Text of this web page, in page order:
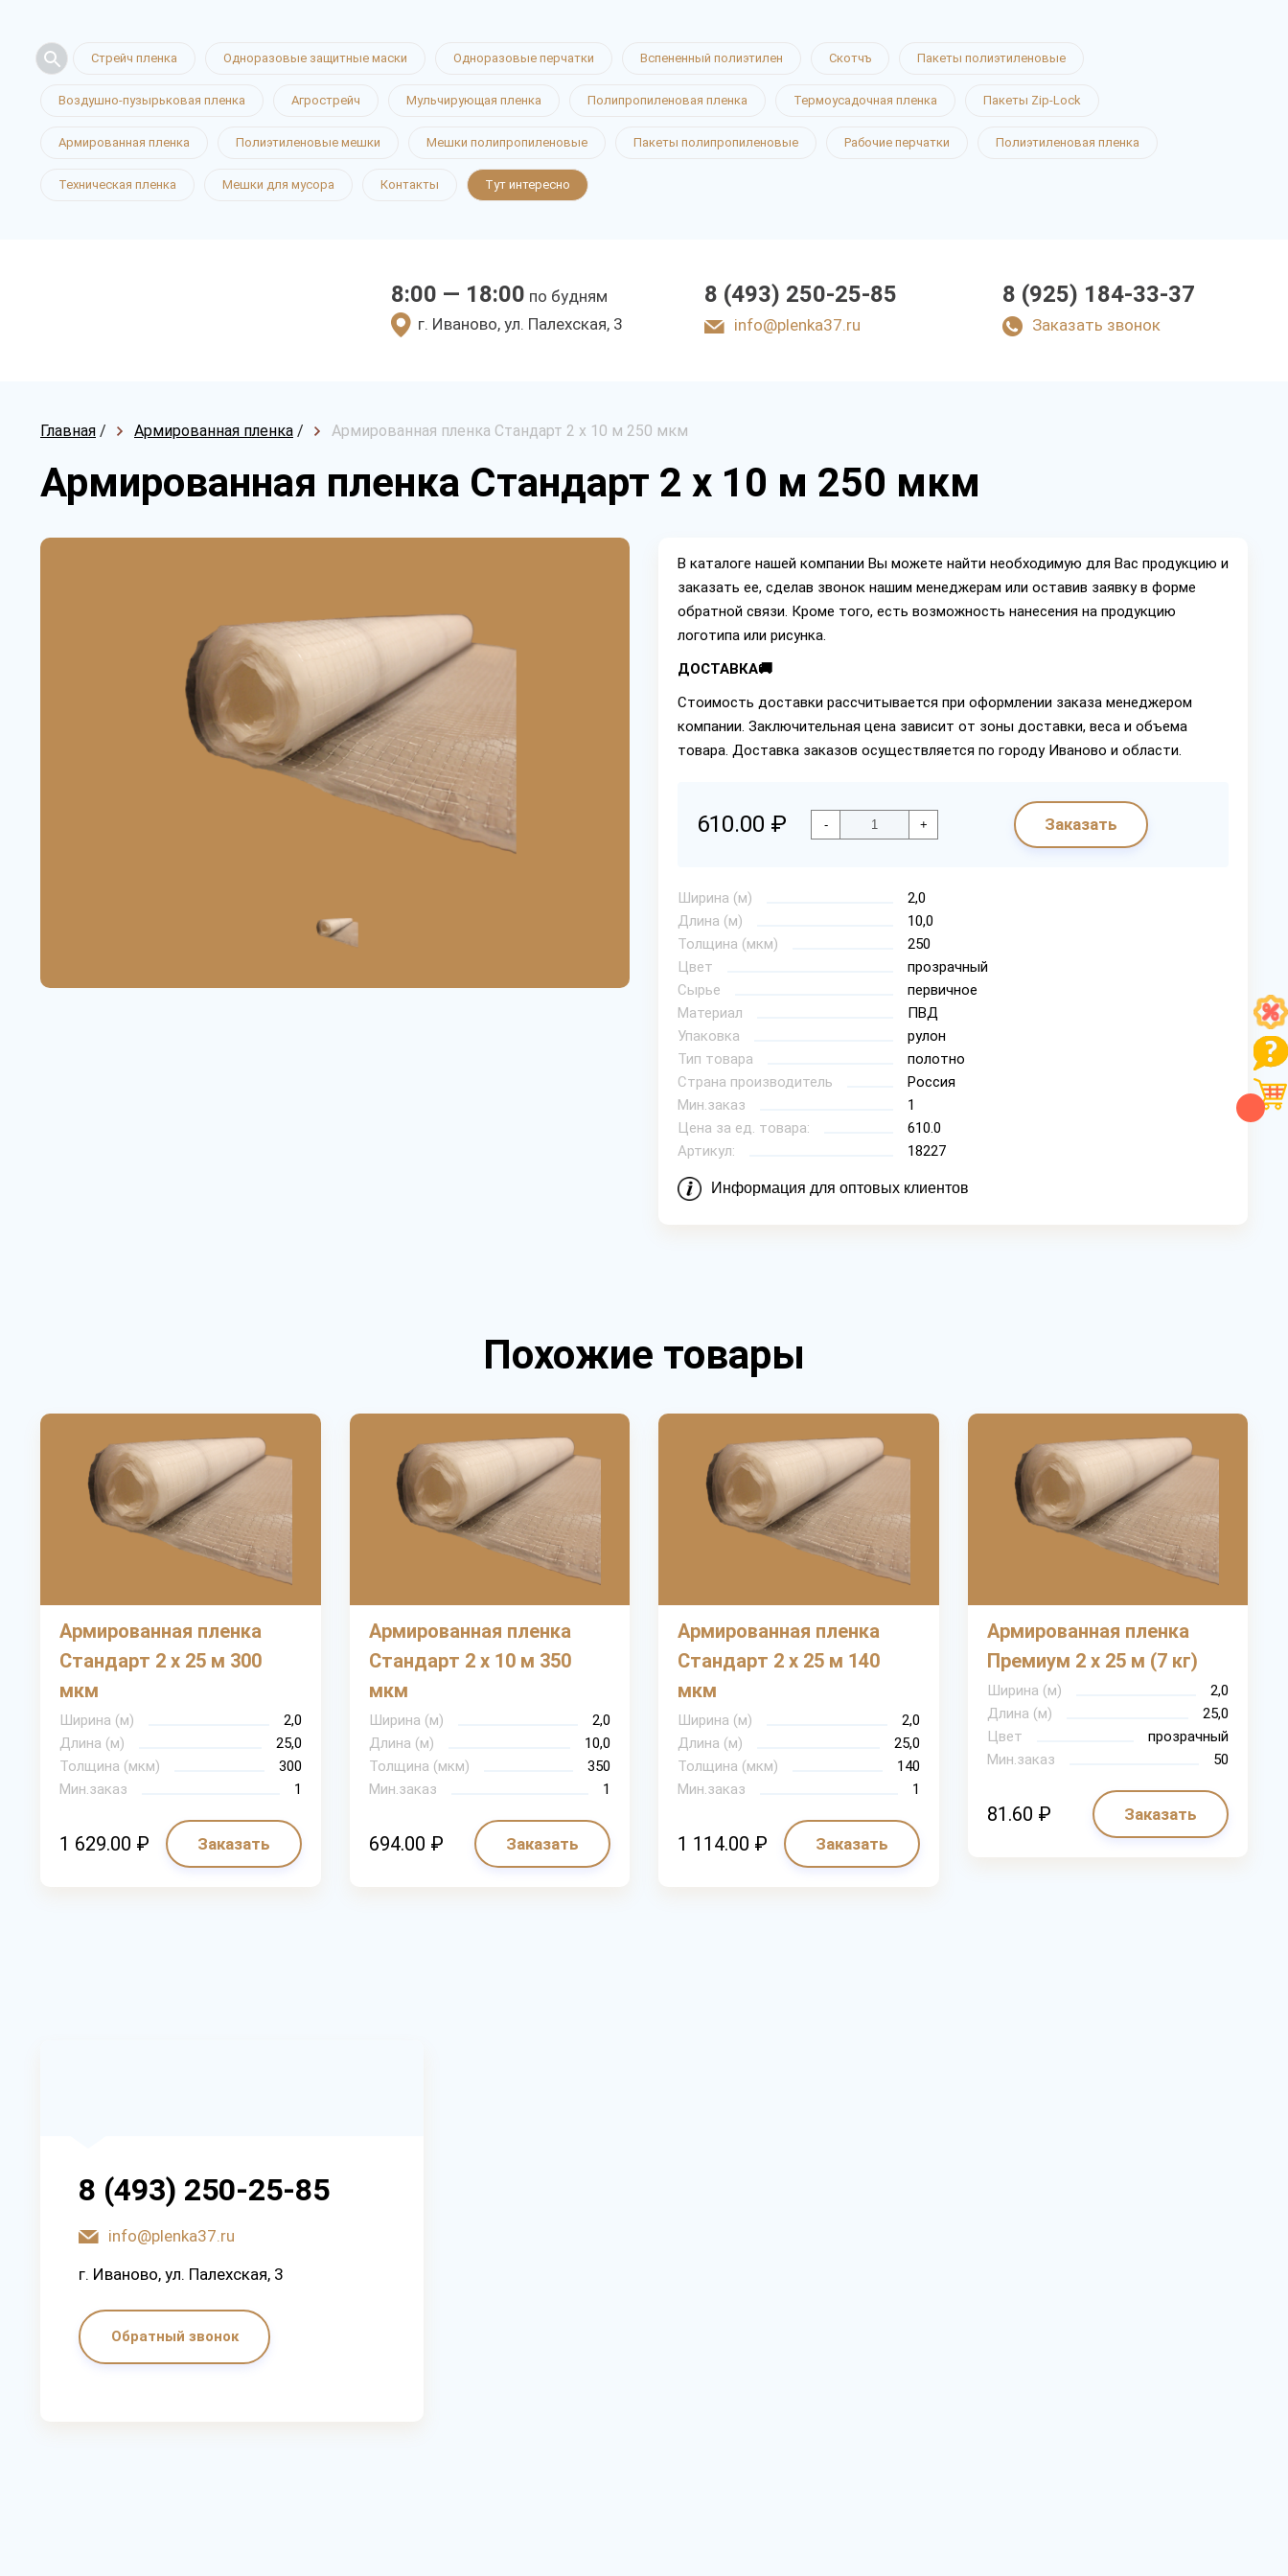
Стрейч пленка Одноразовые защитные маски Одноразовые перчатки Вспененный полиэтилен Скотчъ Пакеты полиэтиленовые
Воздушно-пузырьковая пленка Агрострейч Мульчирующая пленка Полипропиленовая пленка Термоусадочная пленка Пакеты Zip-Lock
Армированная пленка Полиэтиленовые мешки Мешки полипропиленовые Пакеты полипропиленовые Рабочие перчатки Полиэтиленовая пленка
Техническая пленка Мешки для мусора Контакты Тут интересно
8:00 — 18:00 по будням
г. Иваново, ул. Палехская, 3
8 (493) 250-25-85
info@plenka37.ru
8 (925) 184-33-37
Заказать звонок
Главная / Армированная пленка / Армированная пленка Стандарт 2 х 10 м 250 мкм
Армированная пленка Стандарт 2 х 10 м 250 мкм
В каталоге нашей компании Вы можете найти необходимую для Вас продукцию и
заказать ее, сделав звонок нашим менеджерам или оставив заявку в форме
обратной связи. Кроме того, есть возможность нанесения на продукцию
логотипа или рисунка.
ДОСТАВКА🚚
Стоимость доставки рассчитывается при оформлении заказа менеджером
компании. Заключительная цена зависит от зоны доставки, веса и объема
товара. Доставка заказов осуществляется по городу Иваново и области.
610.00 ₽ - + Заказать
Ширина (м)
2,0
Длина (м)
10,0
Толщина (мкм)
250
Цвет
прозрачный
Сырье
первичное
Материал
ПВД
Упаковка
рулон
Тип товара
полотно
Страна производитель
Россия
Мин.заказ
1
Цена за ед. товара:
610.0
Артикул:
18227
Информация для оптовых клиентов
Похожие товары
Армированная пленка
Стандарт 2 х 25 м 300
мкм
Ширина (м)
2,0
Длина (м)
25,0
Толщина (мкм)
300
Мин.заказ
1
1 629.00 ₽ Заказать
Армированная пленка
Стандарт 2 х 10 м 350
мкм
Ширина (м)
2,0
Длина (м)
10,0
Толщина (мкм)
350
Мин.заказ
1
694.00 ₽ Заказать
Армированная пленка
Стандарт 2 х 25 м 140
мкм
Ширина (м)
2,0
Длина (м)
25,0
Толщина (мкм)
140
Мин.заказ
1
1 114.00 ₽ Заказать
Армированная пленка
Премиум 2 х 25 м (7 кг)
Ширина (м)
2,0
Длина (м)
25,0
Цвет
прозрачный
Мин.заказ
50
81.60 ₽ Заказать
8 (493) 250-25-85
info@plenka37.ru
г. Иваново, ул. Палехская, 3
Обратный звонок